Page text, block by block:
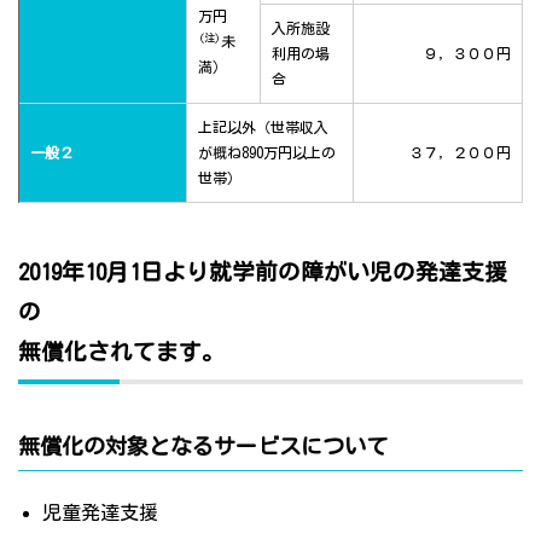
万円
(注) 未
満）
入所施設
利用の場
合
９，３００円
一般２
上記以外（世帯収入
が概ね890万円以上の
世帯）
３７，２００円
2019年10月1日より就学前の障がい児の発達支援
の
無償化されてます。
無償化の対象となるサービスについて
児童発達支援